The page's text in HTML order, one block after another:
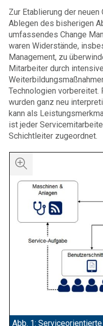
Zur Etablierung der
Ablegen des bisherigen
umfassendes Change
waren Widerstände,
Management, zu
Mitarbeiter durch
Technologien vorbereitet.
wurden ganz neu
kann als
ist jeder
Schichtleiter zugeordnet.
Abb. 1: